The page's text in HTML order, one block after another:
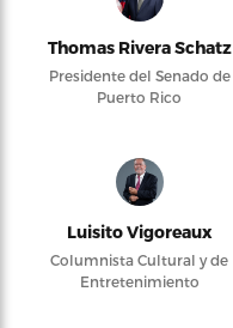
Thomas Rivera Schatz
Presidente del Senado de
Puerto Rico
Luisito Vigoreaux
Columnista Cultural y de
Entretenimiento